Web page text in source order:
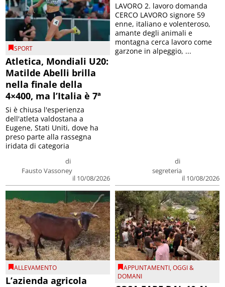
SPORT
Atletica, Mondiali U20:
Matilde Abelli brilla
nella finale della
4×400, ma l’Italia è 7ª
di
Fausto Vassoney
il 10/08/2026
Si è chiusa l'esperienza
dell'atleta valdostana a
Eugene, Stati Uniti, dove ha
preso parte alla rassegna
iridata di categoria
di
segreteria
il 10/08/2026
LAVORO 2. lavoro domanda
CERCO LAVORO signore 59
enne, italiano e volenteroso,
amante degli animali e
montagna cerca lavoro come
garzone in alpeggio, ...
ALLEVAMENTO
L’azienda agricola
APPUNTAMENTI,OGGI &
DOMANI